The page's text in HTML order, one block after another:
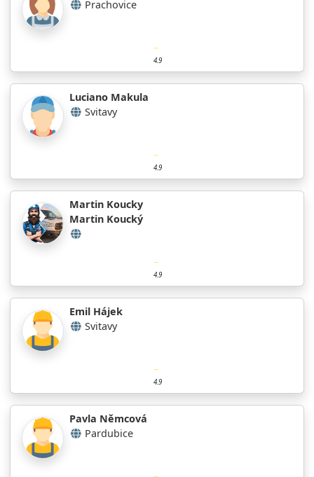
Prachovice
4.9
Luciano Makula
Svitavy
4.9
Martin Koucky
Martin Koucký
4.9
Emil Hájek
Svitavy
4.9
Pavla Němcová
Pardubice